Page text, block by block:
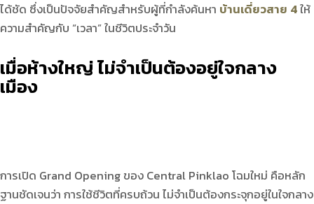
ได้ชัด ซึ่งเป็นปัจจัยสำคัญสำหรับผู้ที่กำลังค้นหา บ้านเดี่ยวสาย 4ให้
ความสำคัญกับ “เวลา” ในชีวิตประจำวัน
เมื่อห้างใหญ่ ไม่จำเป็นต้องอยู่ใจกลาง
เมือง
การเปิด Grand Opening ของ Central Pinklao โฉมใหม่ คือหลัก
ฐานชัดเจนว่า การใช้ชีวิตที่ครบถ้วน ไม่จำเป็นต้องกระจุกอยู่ในใจกลาง